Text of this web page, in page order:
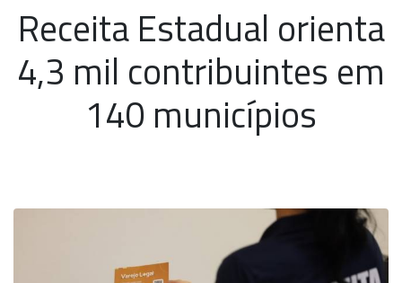
Receita Estadual orienta
4,3 mil contribuintes em
140 municípios